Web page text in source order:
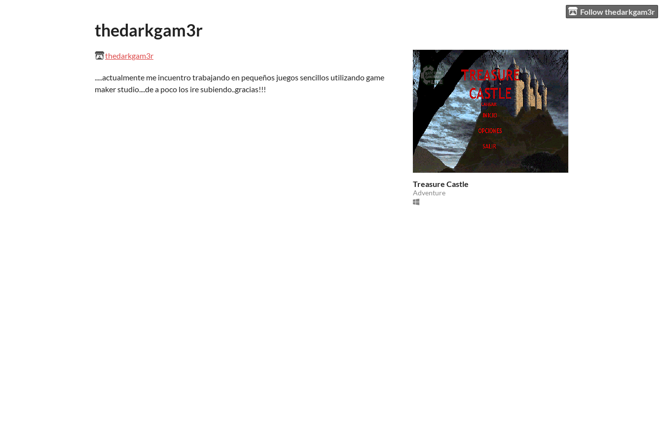
Follow thedarkgam3r
thedarkgam3r
thedarkgam3r
.....actualmente me incuentro trabajando en pequeños juegos sencillos utilizando game
maker studio....de a poco los ire subiendo..gracias!!!
Treasure Castle
Adventure